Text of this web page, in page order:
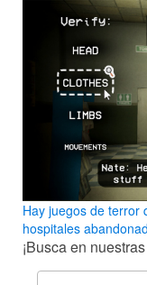
Hay juegos de terror
hospitales
¡Busca en nuestras